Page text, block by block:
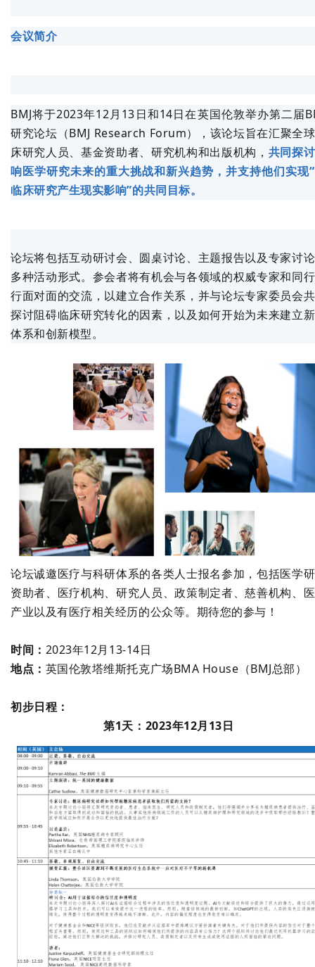
会议简介
BMJ将于2023年12月13日和14日在英国伦敦举办第二届
研究论坛（BMJ Research Forum），该论坛旨在汇聚全
床研究人员、基金资助者、研究机构和出版机构， 共同探
响医学研究未来的重大挑战和新兴趋势，并支持他们实现
临床研究产生现实影响”的共同目标。
论坛将包括互动研讨会、圆桌讨论、主题报告以及专家讨
多种活动形式。参会者将有机会与各领域的权威专家和同
行面对面的交流，以建立合作关系，并与论坛专家委员会
探讨阻碍临床研究转化的因素，以及如何开始为未来建立
体系和创新模型。
论坛诚邀医疗与科研体系的各类人士报名参加，包括医学
资助者、医疗机构、研究人员、政策制定者、慈善机构、
产业以及有医疗相关经历的公众等。 期待您的参与！
时间： 2023年12月13-14日
地点： 英国伦敦塔维斯托克广场BMA House（BMJ总部）
初步日程：
第1天：2023年12月13日